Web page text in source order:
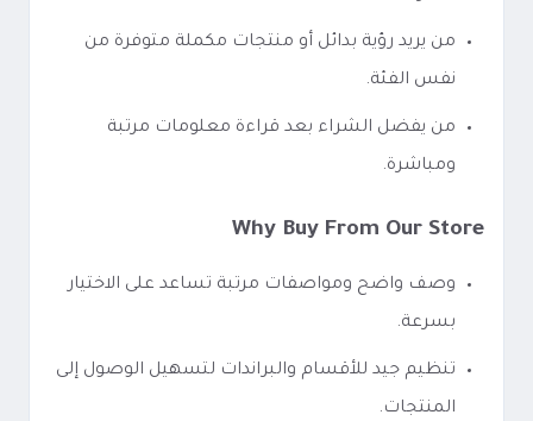
من يريد رؤية بدائل أو منتجات مكملة متوفرة من
نفس الفئة.
من يفضل الشراء بعد قراءة معلومات مرتبة
ومباشرة.
Why Buy From Our Store
وصف واضح ومواصفات مرتبة تساعد على الاختيار
بسرعة.
تنظيم جيد للأقسام والبراندات لتسهيل الوصول إلى
المنتجات.